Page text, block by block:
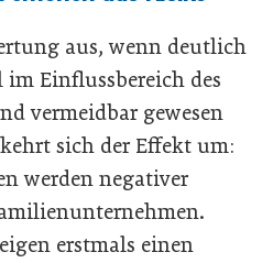
aus, wenn deutlich
Einflussbereich des
vermeidbar gewesen
sich der Effekt um:
werden negativer
erstmals einen